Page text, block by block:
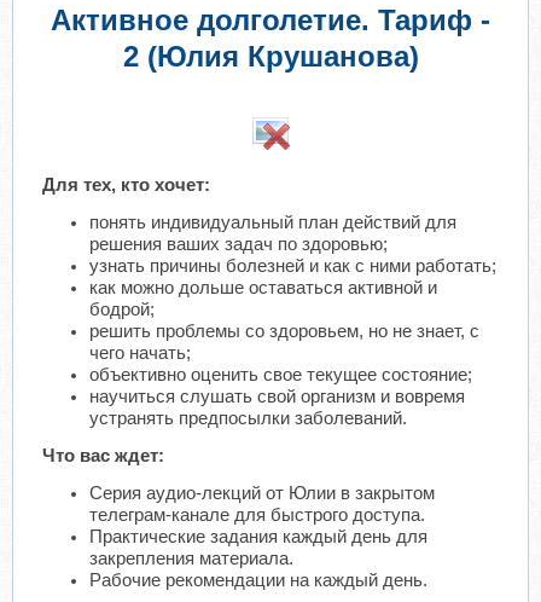
Активное долголетие. Тариф -
2 (Юлия Крушанова)
Для тех, кто хочет:
понять индивидуальный план действий для
решения ваших задач по здоровью;
узнать причины болезней и как с ними работать;
как можно дольше оставаться активной и
бодрой;
решить проблемы со здоровьем, но не знает, с
чего начать;
объективно оценить свое текущее состояние;
научиться слушать свой организм и вовремя
устранять предпосылки заболеваний.
Что вас ждет:
Серия аудио-лекций от Юлии в закрытом
телеграм-канале для быстрого доступа.
Практические задания каждый день для
закрепления материала.
Рабочие рекомендации на каждый день.